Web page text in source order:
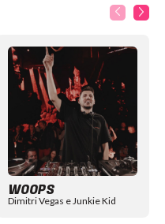
WOOPS
Dimitri Vegas e Junkie Kid